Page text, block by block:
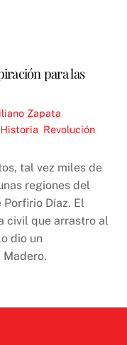
para las
Zapata
Historia Revolución
tal vez miles de
regiones del
Díaz. El
civil que arrastro al
dio un